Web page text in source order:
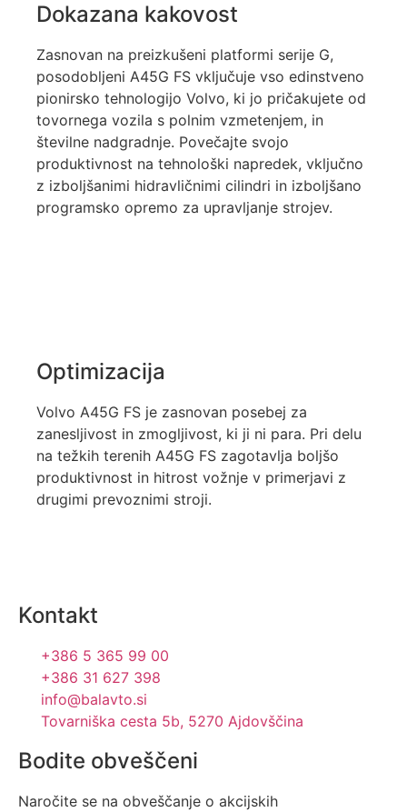
Dokazana kakovost
Zasnovan na preizkušeni platformi serije G,
posodobljeni A45G FS vključuje vso edinstveno
pionirsko tehnologijo Volvo, ki jo pričakujete od
tovornega vozila s polnim vzmetenjem, in
številne nadgradnje. Povečajte svojo
produktivnost na tehnološki napredek, vključno
z izboljšanimi hidravličnimi cilindri in izboljšano
programsko opremo za upravljanje strojev.
Optimizacija
Volvo A45G FS je zasnovan posebej za
zanesljivost in zmogljivost, ki ji ni para. Pri delu
na težkih terenih A45G FS zagotavlja boljšo
produktivnost in hitrost vožnje v primerjavi z
drugimi prevoznimi stroji.
Kontakt
+386 5 365 99 00
+386 31 627 398
info@balavto.si
Tovarniška cesta 5b, 5270 Ajdovščina
Bodite obveščeni
Naročite se na obveščanje o akcijskih